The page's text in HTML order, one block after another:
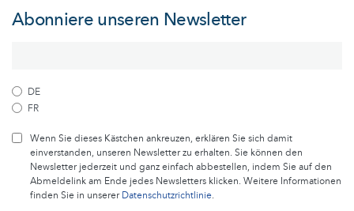
Abonniere unseren Newsletter
DE
FR
Wenn Sie dieses Kästchen ankreuzen, erklären Sie sich damit
einverstanden, unseren Newsletter zu erhalten. Sie können den
Newsletter jederzeit und ganz einfach abbestellen, indem Sie auf den
Abmeldelink am Ende jedes Newsletters klicken. Weitere Informationen
finden Sie in unsererDatenschutzrichtlinie.